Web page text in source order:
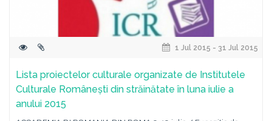
1 Jul 2015 - 31 Jul 2015
Lista proiectelor culturale organizate de Institutele
Culturale Românești din străinătate în luna iulie a
anului 2015